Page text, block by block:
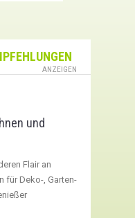
ANZEIGEN
und
Flair an
für Deko-, Garten-